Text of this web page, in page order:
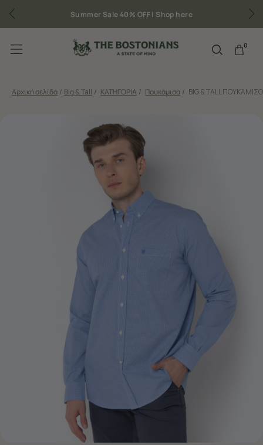
Summer Sale 40% OFF | Shop here
0
Αρχική σελίδα / Big & Tall / ΚΑΤΗΓΟΡΙΑ / Πουκάμισα / BIG & TALL